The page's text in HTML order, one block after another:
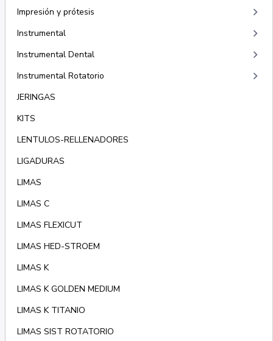
Impresión y prótesis keyboard_arrow_right
Instrumental keyboard_arrow_right
Instrumental Dental keyboard_arrow_right
Instrumental Rotatorio keyboard_arrow_right
JERINGAS
KITS
LENTULOS-RELLENADORES
LIGADURAS
LIMAS
LIMAS C
LIMAS FLEXICUT
LIMAS HED-STROEM
LIMAS K
LIMAS K GOLDEN MEDIUM
LIMAS K TITANIO
LIMAS SIST ROTATORIO